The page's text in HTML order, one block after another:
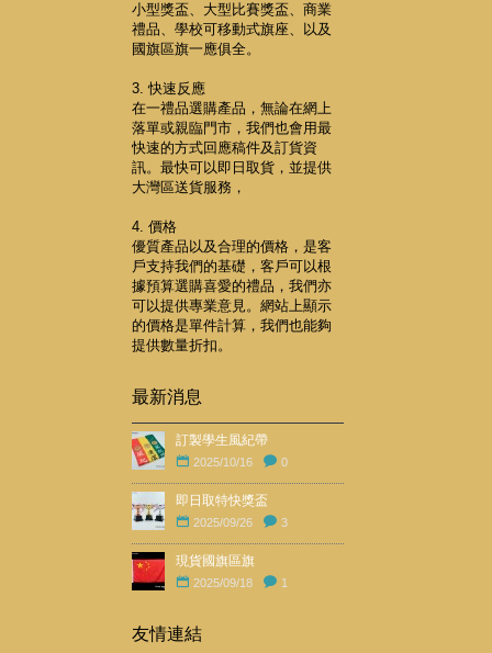
小型獎盃、大型比賽獎盃、商業
禮品、學校可移動式旗座、以及
國旗區旗一應俱全。
3. 快速反應
在一禮品選購產品，無論在網上
落單或親臨門市，我們也會用最
快速的方式回應稿件及訂貨資
訊。最快可以即日取貨，並提供
大灣區送貨服務，
4. 價格
優質產品以及合理的價格，是客
戶支持我們的基礎，客戶可以根
據預算選購喜愛的禮品，我們亦
可以提供專業意見。網站上顯示
的價格是單件計算，我們也能夠
提供數量折扣。
最新消息
訂製學生風紀帶
2025/10/16 0
即日取特快獎盃
2025/09/26 3
現貨國旗區旗
2025/09/18 1
友情連結